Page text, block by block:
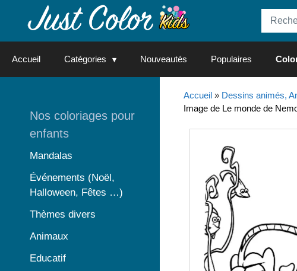
Accueil Catégories Nouveautés Populaires
Accueil» Dessins animés,
Image de Le monde de
Nos coloriages pour
enfants
Mandalas
Événements (Noël,
Halloween, Fêtes …)
Thèmes divers
Animaux
Educatif